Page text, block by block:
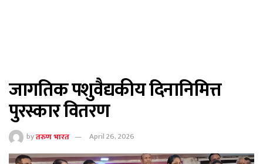
जागतिक पशुवैद्यकीय दिनानिमित्त
पुरस्कार वितरण
byतरुण भारत April 26, 2026